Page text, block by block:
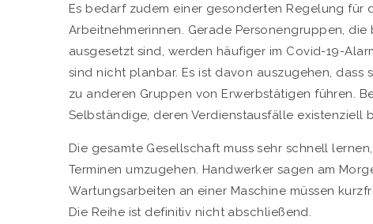
Es bedarf zudem einer gesonderten Regelung für
Arbeitnehmerinnen. Gerade Personengruppen,
ausgesetzt sind, werden häufiger im Covid-19-
sind nicht planbar. Es ist davon auszugehen, dass
zu anderen Gruppen von Erwerbstätigen führen.
Selbständige, deren Verdienstausfälle existenziell
Die gesamte Gesellschaft muss sehr schnell lernen,
Terminen umzugehen. Handwerker sagen am
Wartungsarbeiten an einer Maschine müssen
Die Reihe ist definitiv nicht abschließend.